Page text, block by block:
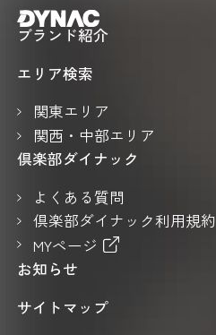
ブランド紹介
エリア検索
関東エリア
関西・中部エリア
倶楽部ダイナック
よくある質問
倶楽部ダイナック利用規約
MYページ
お知らせ
サイトマップ